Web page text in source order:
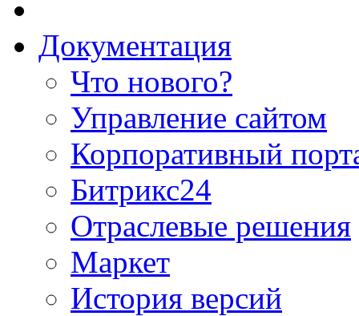
Документация
Что нового?
Управление сайтом
Корпоративный
Битрикс24
Отраслевые решения
Маркет
История версий